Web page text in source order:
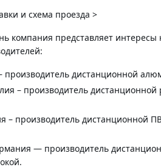
и схема проезда >
компания представляет интересы
производитель дистанционной
– производитель
– производитель дистанционной
— производитель